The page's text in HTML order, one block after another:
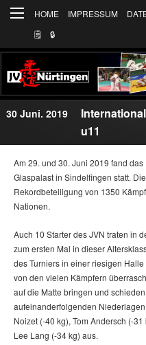
HOME IMPRESSUM
🗒
🔒︎
30 Juni. 2019
u11
Am 29. und 30. Juni 2019 fand
Glaspalast in Sindelfingen statt.
Rekordbeteiligung von 1350
Nationen.
Auch 10 Starter des JVN traten in
zum ersten Mal in dieser
des Turniers in einer riesigen
von den vielen Kämpfern
auf die Matte bringen und
aufeinanderfolgenden
Noizet (-40 kg), Tom Andersch (-
Lee Lang (-34 kg) aus.